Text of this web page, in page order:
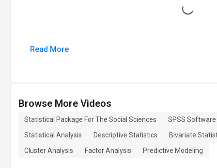
Loading...
Read More
Browse More Videos
Statistical Package For The Social Sciences
SPSS Software
Statistical Analysis
Descriptive Statistics
Bivariate
Cluster Analysis
Factor Analysis Predictive Modeling